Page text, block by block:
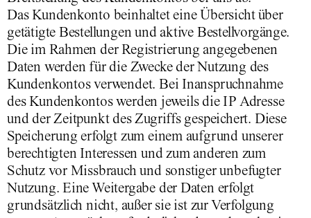
Das Kundenkonto beinhaltet eine Übersicht über
getätigte Bestellungen und aktive Bestellvorgänge.
Die im Rahmen der Registrierung angegebenen
Daten werden für die Zwecke der Nutzung des
Kundenkontos verwendet. Bei Inanspruchnahme
des Kundenkontos werden jeweils die IP Adresse
und der Zeitpunkt des Zugriffs gespeichert. Diese
Speicherung erfolgt zum einem aufgrund unserer
berechtigten Interessen und zum anderen zum
Schutz vor Missbrauch und sonstiger unbefugter
Nutzung. Eine Weitergabe der Daten erfolgt
grundsätzlich nicht, außer sie ist zur Verfolgung